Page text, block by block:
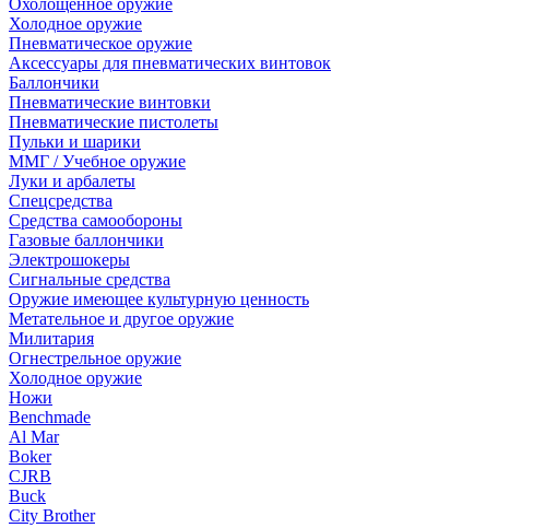
Охолощённое оружие
Холодное оружие
Пневматическое оружие
Аксессуары для пневматических винтовок
Баллончики
Пневматические винтовки
Пневматические пистолеты
Пульки и шарики
ММГ / Учебное оружие
Луки и арбалеты
Спецсредства
Средства самообороны
Газовые баллончики
Электрошокеры
Сигнальные средства
Оружие имеющее культурную ценность
Метательное и другое оружие
Милитария
Огнестрельное оружие
Холодное оружие
Ножи
Benchmade
Al Mar
Boker
CJRB
Buck
City Brother